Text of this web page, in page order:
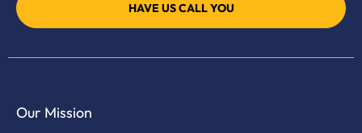
HAVE US CALL YOU
Our Mission